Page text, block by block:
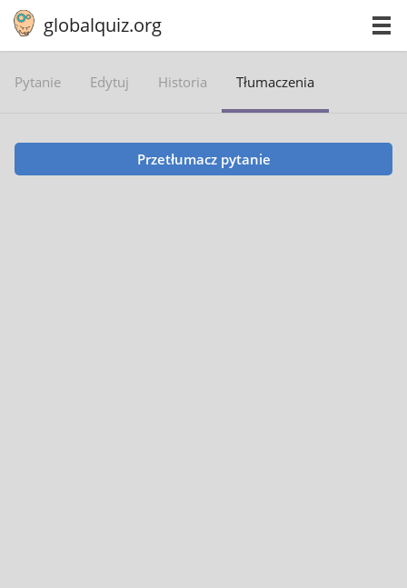
globalquiz.org
Pytanie Edytuj Historia Tłumaczenia
Przetłumacz pytanie